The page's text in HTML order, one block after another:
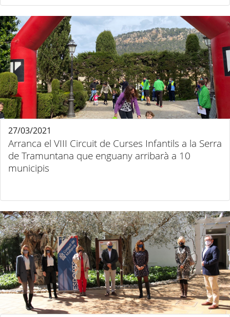
Arranca el VIII Circuit de Curses Infantils a la Serra
de Tramuntana que enguany arribarà a 10
municipis
27/03/2021